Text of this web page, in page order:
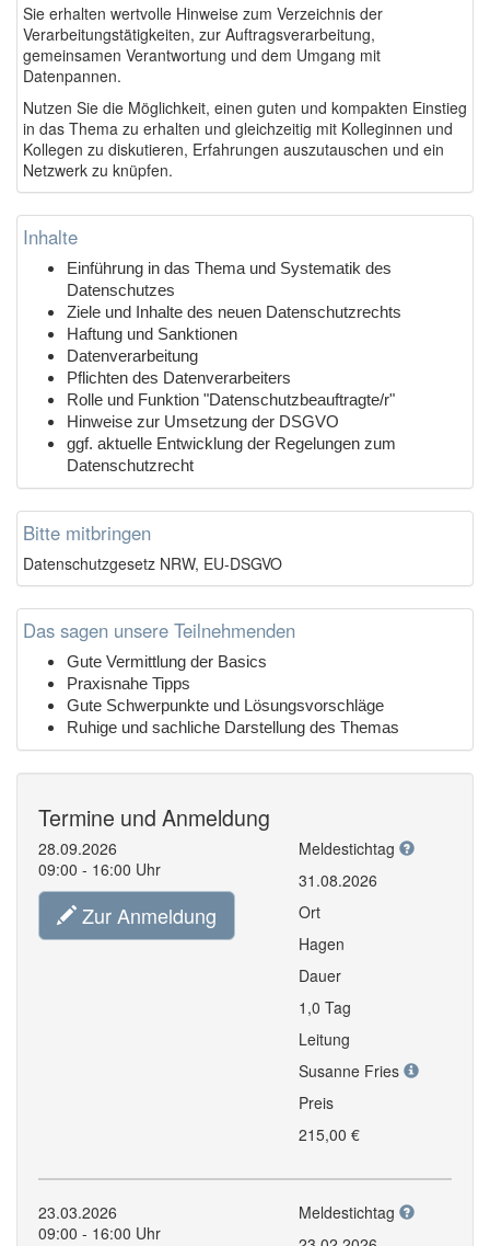
Sie erhalten wertvolle Hinweise zum Verzeichnis der
Verarbeitungstätigkeiten, zur Auftragsverarbeitung,
gemeinsamen Verantwortung und dem Umgang mit
Datenpannen.
Nutzen Sie die Möglichkeit, einen guten und kompakten Einstieg
in das Thema zu erhalten und gleichzeitig mit Kolleginnen und
Kollegen zu diskutieren, Erfahrungen auszutauschen und ein
Netzwerk zu knüpfen.
Inhalte
Einführung in das Thema und Systematik des
Datenschutzes
Ziele und Inhalte des neuen Datenschutzrechts
Haftung und Sanktionen
Datenverarbeitung
Pflichten des Datenverarbeiters
Rolle und Funktion "Datenschutzbeauftragte/r"
Hinweise zur Umsetzung der DSGVO
ggf. aktuelle Entwicklung der Regelungen zum
Datenschutzrecht
Bitte mitbringen
Datenschutzgesetz NRW, EU-DSGVO
Das sagen unsere Teilnehmenden
Gute Vermittlung der Basics
Praxisnahe Tipps
Gute Schwerpunkte und Lösungsvorschläge
Ruhige und sachliche Darstellung des Themas
Termine und Anmeldung
28.09.2026
09:00 - 16:00 Uhr
Zur Anmeldung
Meldestichtag
31.08.2026
Ort
Hagen
Dauer
1,0 Tag
Leitung
Susanne Fries
Preis
215,00 €
23.03.2026
09:00 - 16:00 Uhr
Meldestichtag